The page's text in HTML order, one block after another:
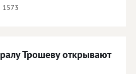
1573
Трошеву открывают